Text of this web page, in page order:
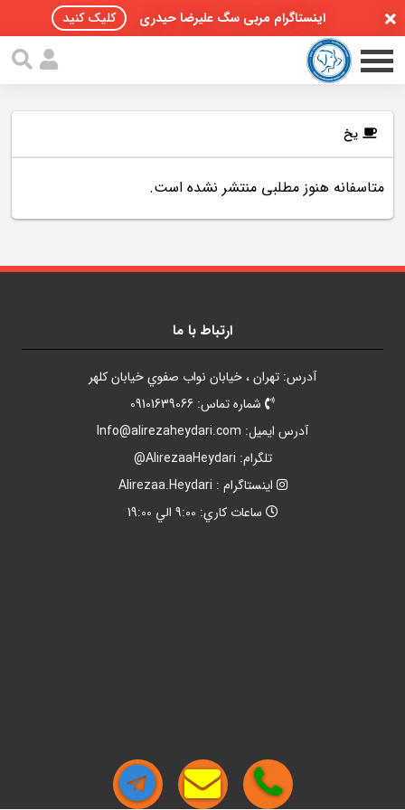
اینستاگرام مربی سگ علیرضا حیدری کلیک کنید
صفحه اصلی
پادکست سگ ها
یخ
متاسفانه هنوز مطلبی منتشر نشده است.
ارتباط با ما
آدرس: تهران ، خيابان نواب صفوي خيابان کلهر
شماره تماس: 09101639066
آدرس ايميل: Info@alirezaheydari.com
تلگرام: AlirezaaHeydari@
اينستاگرام : Alirezaa.Heydari
ساعات کاري: 9:00 الي 19:00